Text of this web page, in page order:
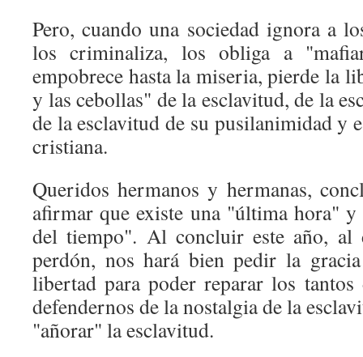
Pero, cuando una sociedad ignora a
los criminaliza, los obliga a
empobrece hasta la miseria, pierde la
y las cebollas" de la esclavitud, de la
de la esclavitud de su pusilanimidad y
cristiana.
Queridos hermanos y hermanas,
afirmar que existe una "última hora"
del tiempo". Al concluir este año,
perdón, nos hará bien pedir la
libertad para poder reparar los
defendernos de la nostalgia de la
"añorar" la esclavitud.